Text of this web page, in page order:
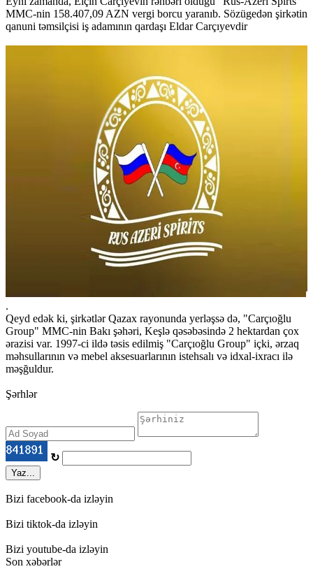
MMC-nin 158.407,09 AZN vergi borcu yaranıb. Sözügedən şirkətin
qanuni təmsilçisi iş adamının qardaşı Eldar Carçıyevdir
.
Qeyd edək ki, şirkətlər Qazax rayonunda yerləşsə də, "Carçıoğlu
Group" MMC-nin Bakı şəhəri, Keşlə qəsəbəsində 2 hektardan çox
ərazisi var. 1997-ci ildə təsis edilmiş "Carçıoğlu Group" içki, ərzaq
məhsullarının və mebel aksesuarlarının istehsalı və idxal-ixracı ilə
məşğuldur.
Şərhlər
↻
Yaz...
Bizi facebook-da izləyin
Bizi tiktok-da izləyin
Bizi youtube-da izləyin
Son xəbərlər